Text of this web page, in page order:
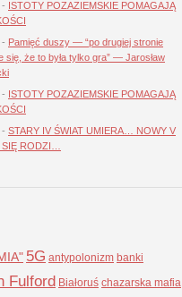
- ISTOTY POZAZIEMSKIE POMAGAJĄ
- Pamięć duszy — “po drugiej stronie
się, że to była tylko gra” — Jarosław
- ISTOTY POZAZIEMSKIE POMAGAJĄ
- STARY IV ŚWIAT UMIERA… NOWY V
SIĘ RODZI…
5G antypolonizm banki
Fulford Białoruś chazarska mafia